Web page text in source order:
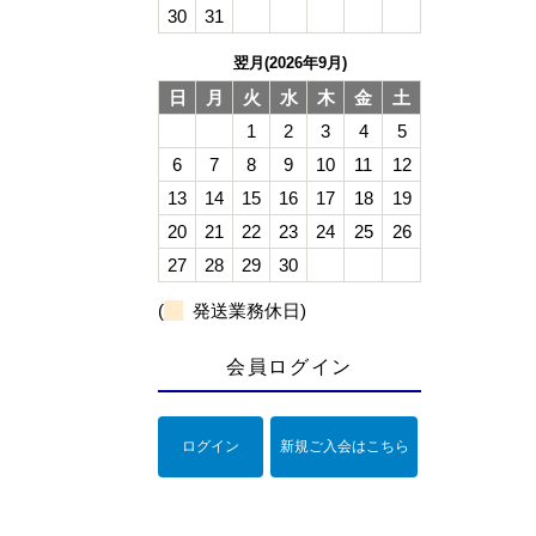
30 31
翌月(2026年9月)
日 月 火 水 木 金
土
1
2 3 4
5
6
7 8 9 10 11
12
13
14 15 16 17 18
19
20
21 22 23 24 25
26
27
28 29 30
( 発送業務休日)
会員ログイン
ログイン 新規ご入会はこちら